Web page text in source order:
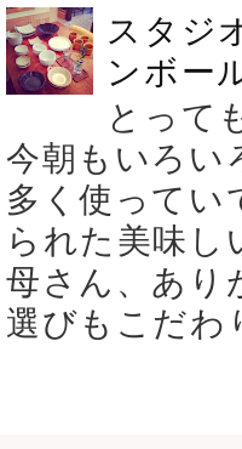
スタジ
ンボー
とって
今朝もいろい
多く使ってい
られた美味
母さん、あり
選びもこだ